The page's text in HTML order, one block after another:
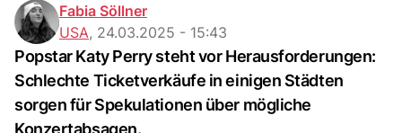
Fabia Söllner
USA, 24.03.2025 - 15:43
Popstar Katy Perry steht vor Herausforderungen:
Schlechte Ticketverkäufe in einigen Städten
sorgen für Spekulationen über mögliche
Konzertabsagen.